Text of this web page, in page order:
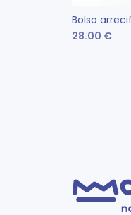
Bolso
28.00 €